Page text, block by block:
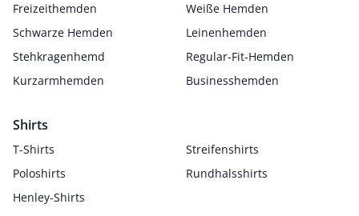
Freizeithemden
Weiße Hemden
Schwarze Hemden
Leinenhemden
Stehkragenhemd
Regular-Fit-Hemden
Kurzarmhemden
Businesshemden
Shirts
T-Shirts
Streifenshirts
Poloshirts
Rundhalsshirts
Henley-Shirts